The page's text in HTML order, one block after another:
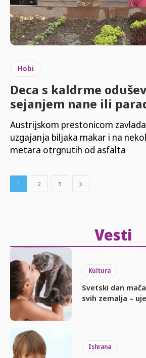
Hobi
Deca s kaldrme
sejanjem nane ili
Austrijskom prestonicom
uzgajanja biljaka makar i na
metara otrgnutih od asfalta
1 2 3
Vesti
Kultura
Svetski dan
svih zemalja –
Ishrana